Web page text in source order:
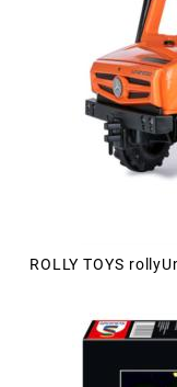
ROLLY TOYS